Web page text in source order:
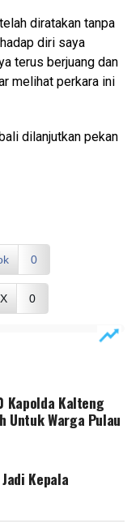
diratakan tanpa
diri saya
terus berjuang dan
melihat perkara ini
dilanjutkan pekan
0
0
Kapolda Kalteng
Untuk Warga Pulau
Kepala